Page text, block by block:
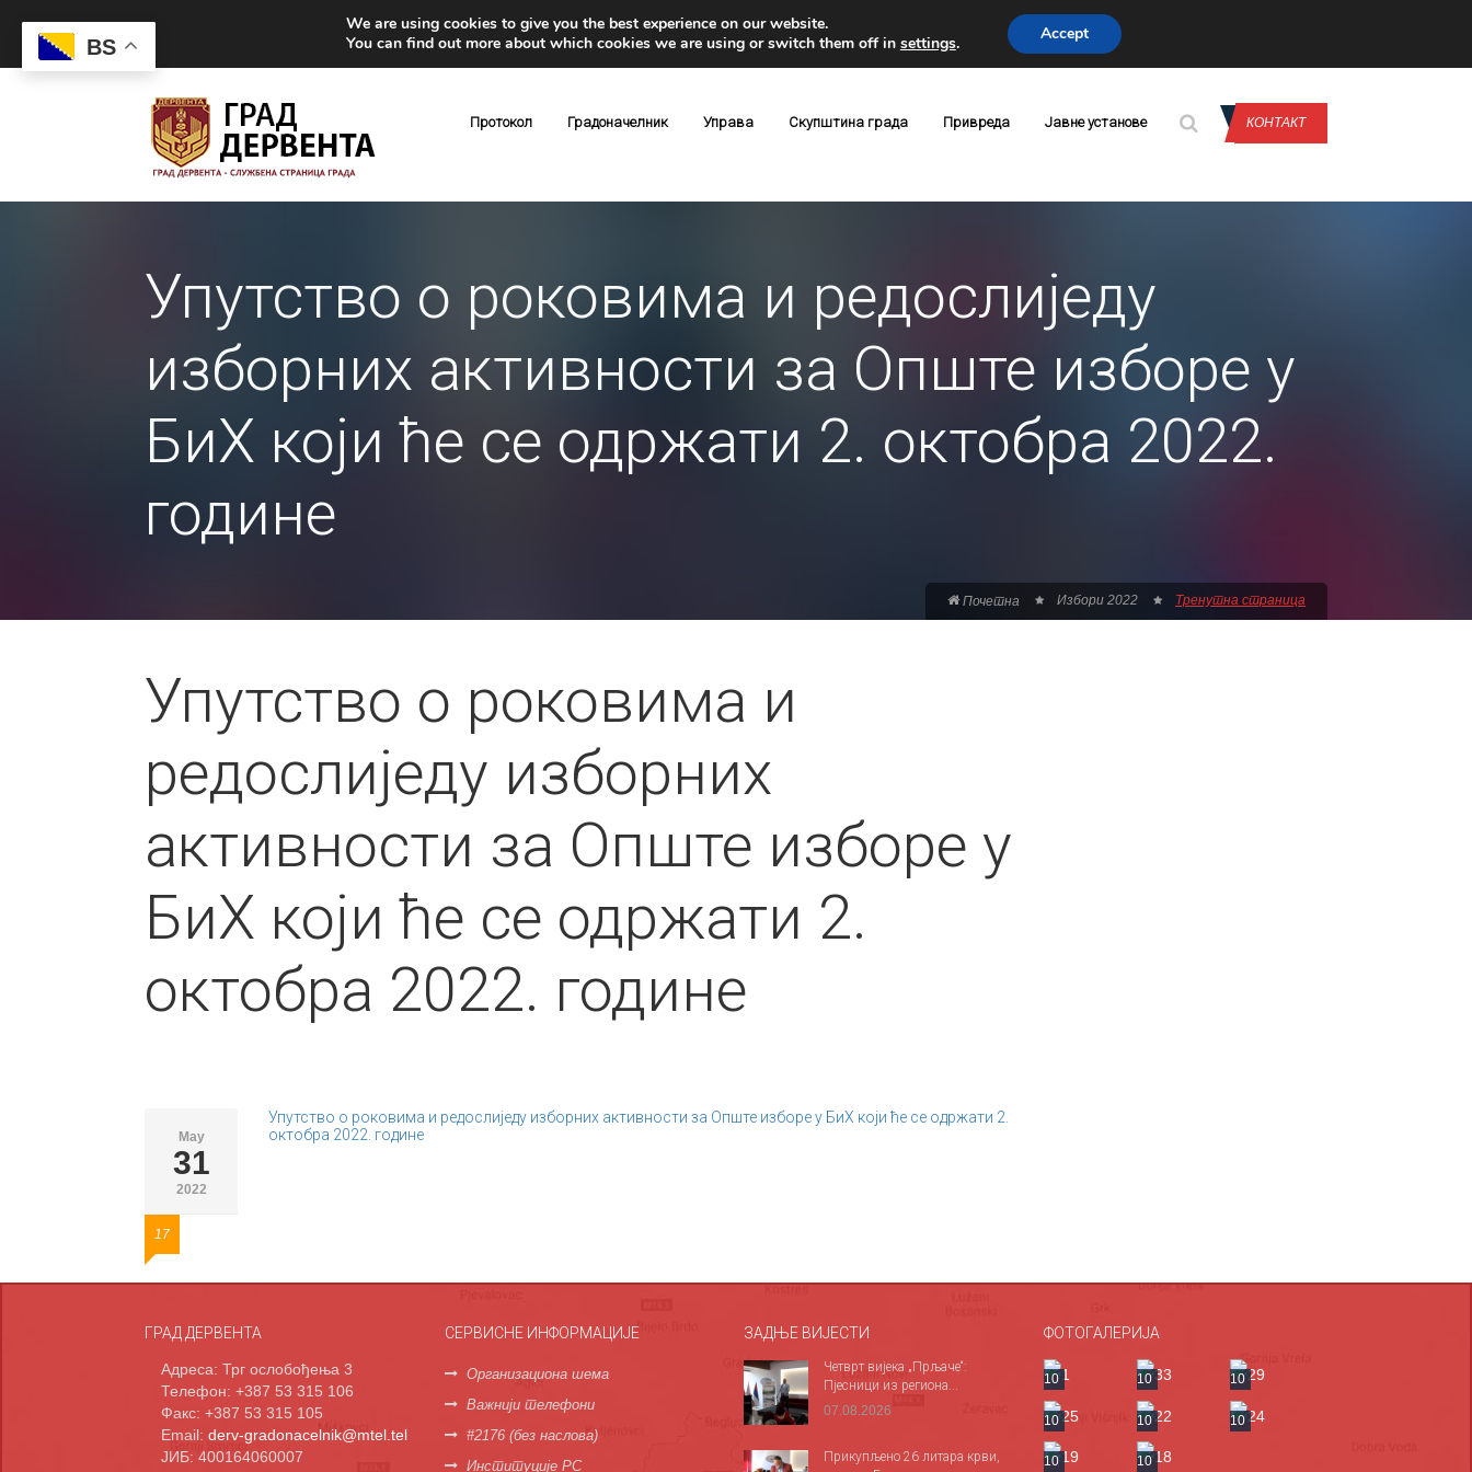
Протокол Градоначелник Управа Скупштина града Привреда Јавне установе КОНТАКТ
Упутство о роковима и редослиједу
изборних активности за Опште изборе у
БиХ који ће се одржати 2. октобра 2022.
године
Почетна Избори 2022 Тренутна страница
Упутство о роковима и
редослиједу изборних
активности за Опште изборе у
БиХ који ће се одржати 2.
октобра 2022. године
May
31
2022
17
Упутство о роковима и редослиједу изборних активности за Опште изборе у БиХ који ће се одржати 2.
октобра 2022. године
ГРАД ДЕРВЕНТА
Адреса: Трг ослобођења 3
Телефон: +387 53 315 106
Факс: +387 53 315 105
Email: derv-gradonacelnik@mtel.tel
ЈИБ: 400164060007
СЕРВИСНЕ ИНФОРМАЦИЈЕ
Организациона шема
Важнији телефони
#2176 (без наслова)
Институције РС
ЗАДЊЕ ВИЈЕСТИ
Четврт вијека „Прљаче“:
Пјесници из региона...
07.08.2026
Прикупљено 26 литара крви,
ФОТОГАЛЕРИЈА
10 10 10
10 10 10
10 10
BS
We are using cookies to give you the best experience on our website.
You can find out more about which cookies we are using or switch them off in settings. Accept